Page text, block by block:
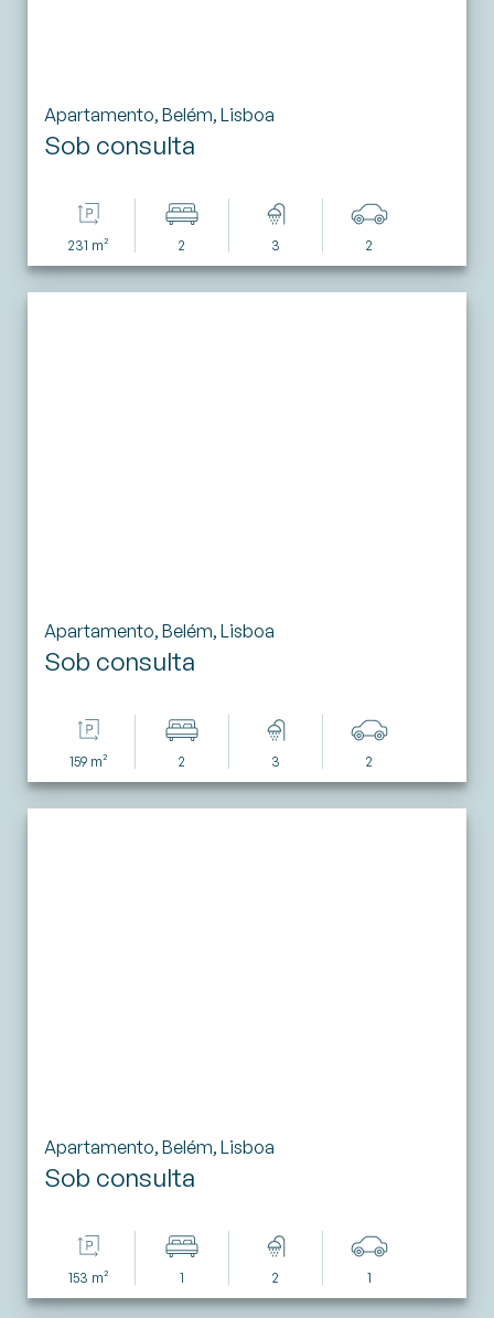
Apartamento, Belém, Lisboa
Sob consulta
231 m² 2 3 2
Apartamento, Belém, Lisboa
Sob consulta
159 m² 2 3 2
Apartamento, Belém, Lisboa
Sob consulta
153 m² 1 2 1